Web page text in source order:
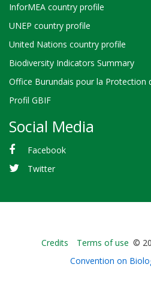
InforMEA country profile
UNEP country profile
United Nations country profile
Biodiversity Indicators Summary
Office Burundais pour la Protection
Profil GBIF
Social Media
Facebook
Twitter
-
Credits Terms of use ©
Convention on